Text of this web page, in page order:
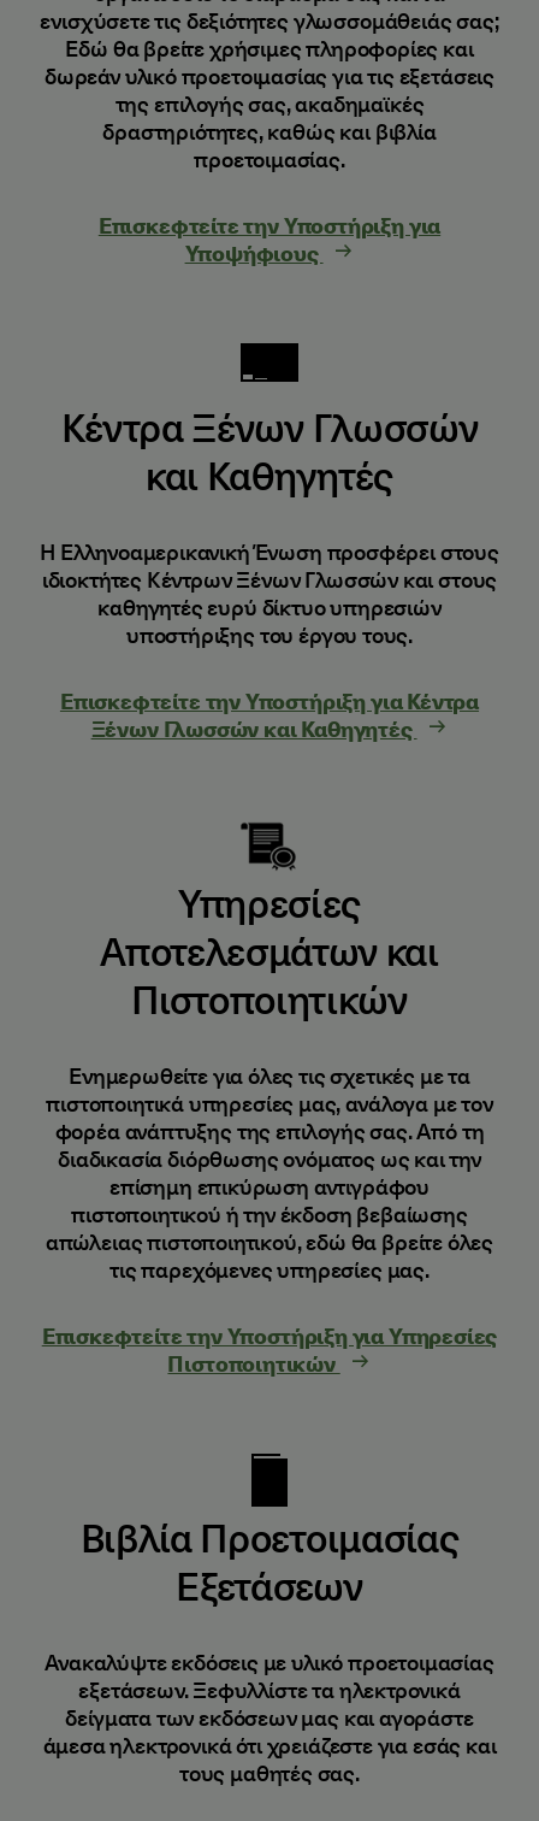
ενισχύσετε τις δεξιότητες γλωσσομάθειάς σας;
Εδώ θα βρείτε χρήσιμες πληροφορίες και
δωρεάν υλικό προετοιμασίας για τις εξετάσεις
της επιλογής σας, ακαδημαϊκές
δραστηριότητες, καθώς και βιβλία
προετοιμασίας.
Επισκεφτείτε την Υποστήριξη για
Υποψήφιους
Κέντρα Ξένων Γλωσσών
και Καθηγητές
Η Ελληνοαμερικανική Ένωση προσφέρει στους
ιδιοκτήτες Κέντρων Ξένων Γλωσσών και στους
καθηγητές ευρύ δίκτυο υπηρεσιών
υποστήριξης του έργου τους.
Επισκεφτείτε την Υποστήριξη για Κέντρα
Ξένων Γλωσσών και Καθηγητές
Υπηρεσίες
Αποτελεσμάτων και
Πιστοποιητικών
Ενημερωθείτε για όλες τις σχετικές με τα
πιστοποιητικά υπηρεσίες μας, ανάλογα με τον
φορέα ανάπτυξης της επιλογής σας. Από τη
διαδικασία διόρθωσης ονόματος ως και την
επίσημη επικύρωση αντιγράφου
πιστοποιητικού ή την έκδοση βεβαίωσης
απώλειας πιστοποιητικού, εδώ θα βρείτε όλες
τις παρεχόμενες υπηρεσίες μας.
Επισκεφτείτε την Υποστήριξη για Υπηρεσίες
Πιστοποιητικών
Βιβλία Προετοιμασίας
Εξετάσεων
Ανακαλύψτε εκδόσεις με υλικό προετοιμασίας
εξετάσεων. Ξεφυλλίστε τα ηλεκτρονικά
δείγματα των εκδόσεων μας και αγοράστε
άμεσα ηλεκτρονικά ότι χρειάζεστε για εσάς και
τους μαθητές σας.